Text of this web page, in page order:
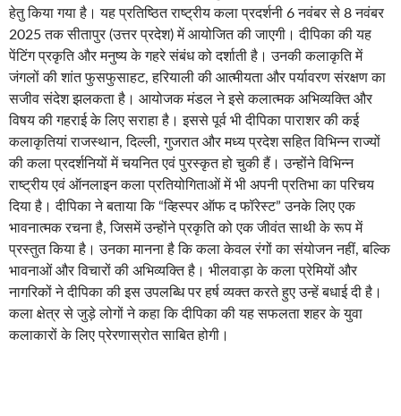
हेतु किया गया है। यह प्रतिष्ठित राष्ट्रीय कला प्रदर्शनी 6 नवंबर से 8 नवंबर
2025 तक सीतापुर (उत्तर प्रदेश) में आयोजित की जाएगी। दीपिका की यह
पेंटिंग प्रकृति और मनुष्य के गहरे संबंध को दर्शाती है। उनकी कलाकृति में
जंगलों की शांत फुसफुसाहट, हरियाली की आत्मीयता और पर्यावरण संरक्षण का
सजीव संदेश झलकता है। आयोजक मंडल ने इसे कलात्मक अभिव्यक्ति और
विषय की गहराई के लिए सराहा है। इससे पूर्व भी दीपिका पाराशर की कई
कलाकृतियां राजस्थान, दिल्ली, गुजरात और मध्य प्रदेश सहित विभिन्न राज्यों
की कला प्रदर्शनियों में चयनित एवं पुरस्कृत हो चुकी हैं। उन्होंने विभिन्न
राष्ट्रीय एवं ऑनलाइन कला प्रतियोगिताओं में भी अपनी प्रतिभा का परिचय
दिया है। दीपिका ने बताया कि “व्हिस्पर ऑफ द फॉरेस्ट” उनके लिए एक
भावनात्मक रचना है, जिसमें उन्होंने प्रकृति को एक जीवंत साथी के रूप में
प्रस्तुत किया है। उनका मानना है कि कला केवल रंगों का संयोजन नहीं, बल्कि
भावनाओं और विचारों की अभिव्यक्ति है। भीलवाड़ा के कला प्रेमियों और
नागरिकों ने दीपिका की इस उपलब्धि पर हर्ष व्यक्त करते हुए उन्हें बधाई दी है।
कला क्षेत्र से जुड़े लोगों ने कहा कि दीपिका की यह सफलता शहर के युवा
कलाकारों के लिए प्रेरणास्रोत साबित होगी।